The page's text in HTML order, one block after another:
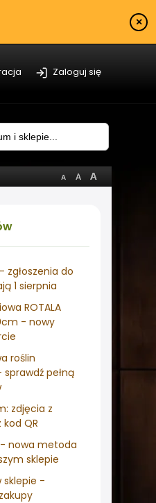
×
Zaloguj się
zgłoszenia do
1 sierpnia
ROTALA
- nowy
roślin
pełną
zdjęcia z
QR
- nowa metoda
sklepie
sklepie -